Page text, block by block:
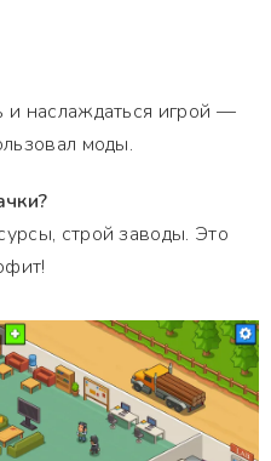
и наслаждаться игрой —
моды.
строй заводы. Это